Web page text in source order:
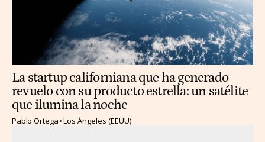
La startup californiana que ha generado
revuelo con su producto estrella: un satélite
que ilumina la noche
Pablo Ortega Los Ángeles (EEUU)